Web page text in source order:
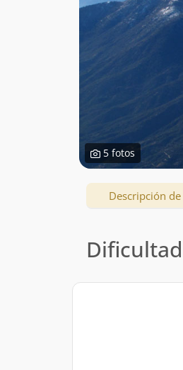
5 fotos
Descripción